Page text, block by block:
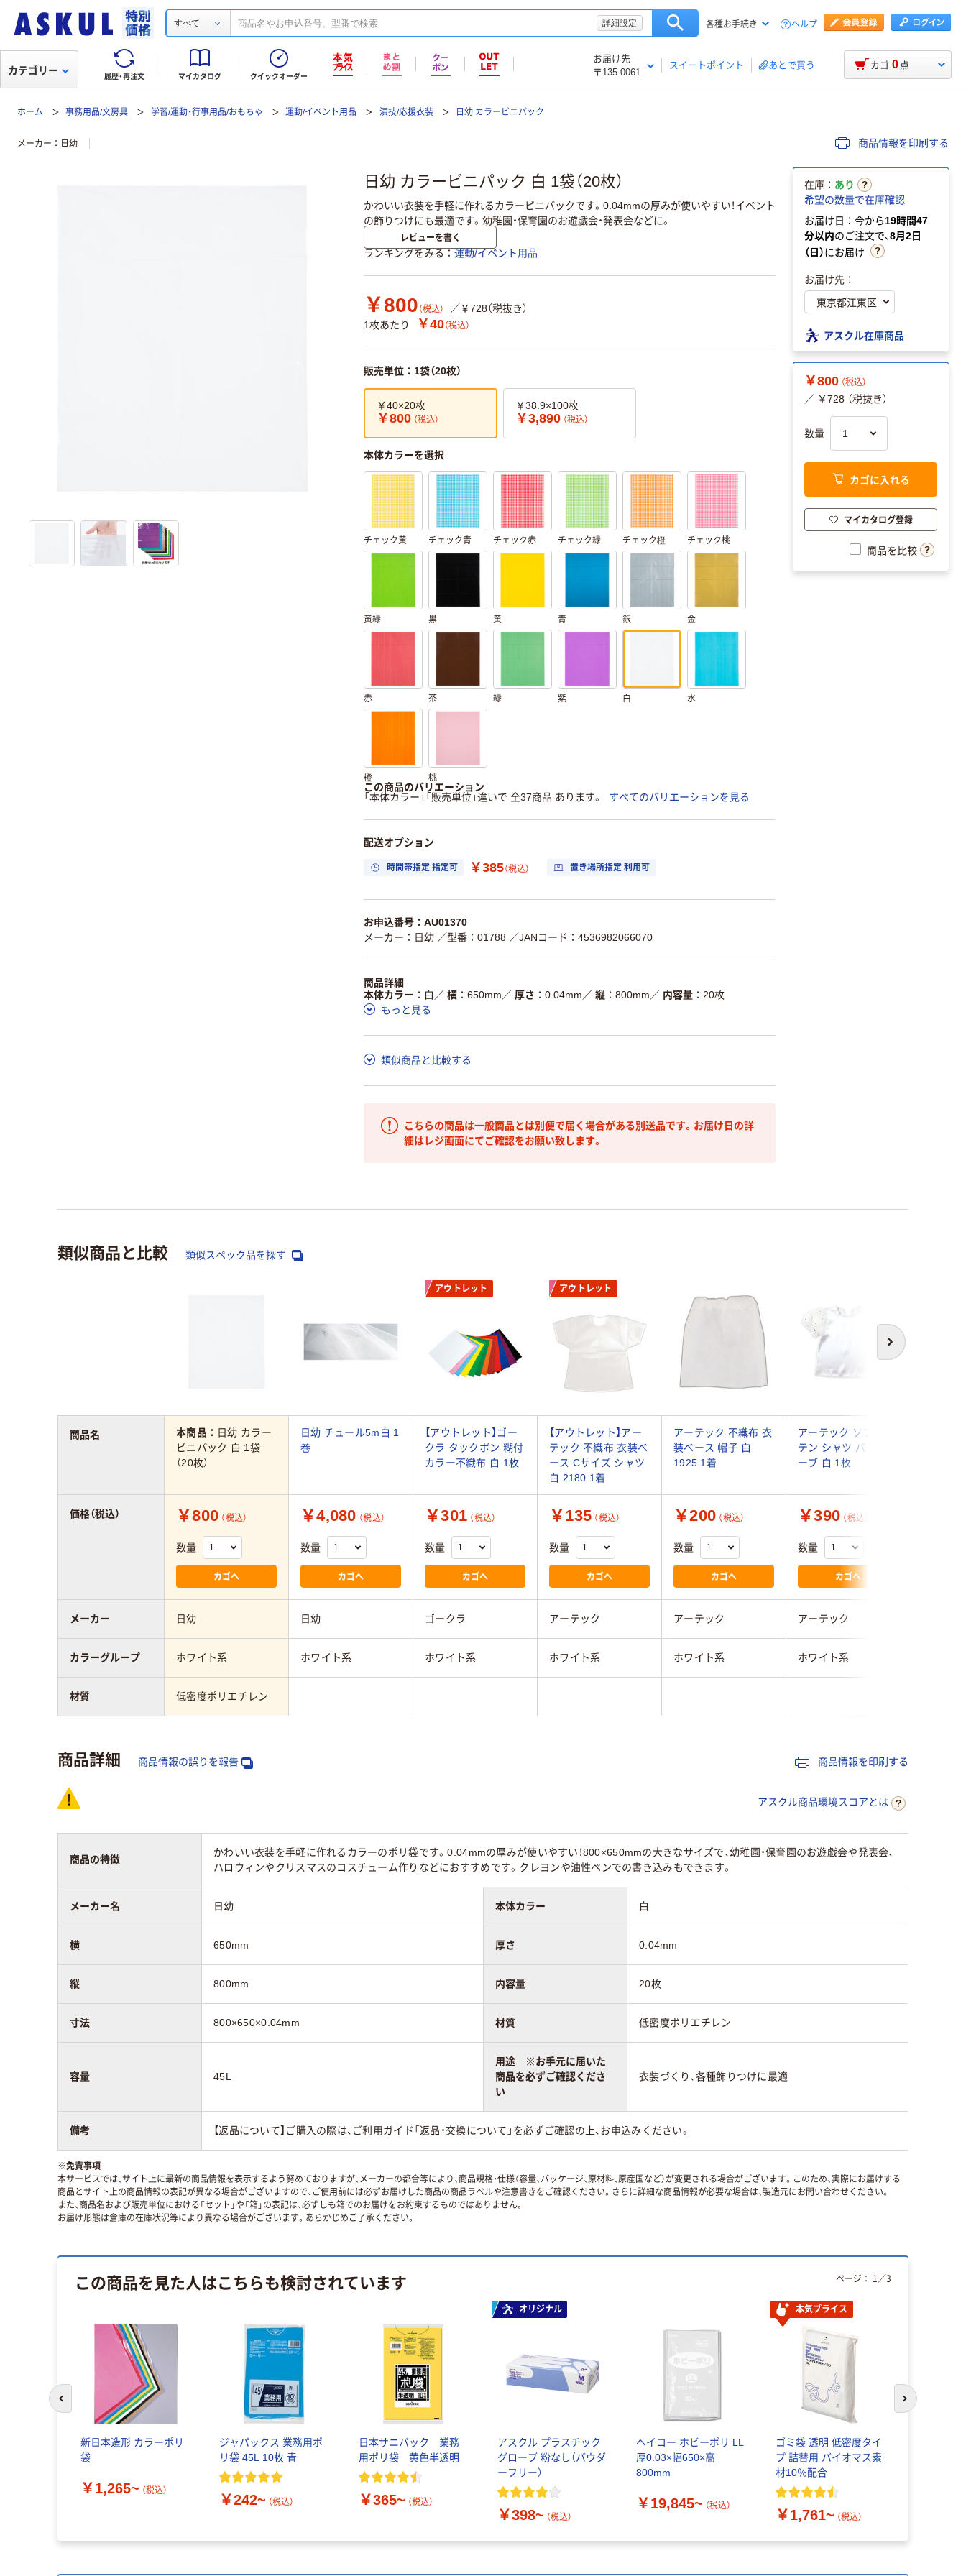
すべて 詳細設定 各種お手続き ヘルプ
履歴・再注文 マイカタログ クイックオーダー
お届け先
〒135-0061
スイートポイント あとで買う
カテゴリー カゴ 0 点
ホーム 事務用品/文房具 学習/運動・行事用品/おもちゃ 運動/イベント用品 演技/応援衣装 日幼 カラービニパック
メーカー 日幼 商品情報を印刷する
日幼 カラービニパック 白 1袋（20枚）
かわいい衣装を手軽に作れるカラービニパックです。0.04mmの厚みが使いやすい！イベント
の飾りつけにも最適です。幼稚園・保育園のお遊戯会・発表会などに。
レビューを書く
ランキングをみる 運動/イベント用品
￥800 （税込）
／￥728（税抜き）
1枚あたり
￥40（税込）
販売単位：1袋（20枚）
￥40×20枚
￥800 （税込）
￥38.9×100枚
￥3,890 （税込）
本体カラーを選択
チェック黄 チェック青 チェック赤 チェック緑 チェック橙 チェック桃
黄緑 黒 黄 青 銀 金
赤 茶 緑 紫 白 水
橙 桃
この商品のバリエーション
「本体カラー」「販売単位」違いで 全37商品 あります。
すべてのバリエーションを見る
配送オプション
時間帯指定 指定可 ￥385（税込） 置き場所指定 利用可
お申込番号：AU01370
メーカー：日幼 ／型番：01788 ／JANコード：4536982066070
商品詳細
本体カラー
白 ／ 横 650mm ／ 厚さ 0.04mm ／ 縦 800mm ／ 内容量
20枚
もっと見る
類似商品と比較する
こちらの商品は一般商品とは別便で届く場合がある別送品です。お届け日の詳
細はレジ画面にてご確認をお願い致します。
在庫： あり
希望の数量で在庫確認
お届け日：今から19時間47
分以内のご注文で、8月2日
（日）にお届け
お届け先：
アスクル在庫商品
￥800 （税込）
／ ￥728 （税抜き）
数量
カゴに入れる
マイカタログ登録
商品を比較
類似商品と比較 類似スペック品を探す
次へ
アウトレット アウトレット
本商品： 日幼 カラー
ビニパック 白 1袋
（20枚）
日幼 チュール5m白 1
巻
【アウトレット】ゴー
クラ タックボン 糊付
カラー不織布 白 1枚
【アウトレット】アー
テック 不織布 衣装ベ
ース Cサイズ シャツ
白 2180 1着
アーテック 不織布 衣
装ベース 帽子 白
1925 1着
アーテック ソフトサ
テン シャツ パフスリ
ーブ 白 1枚
￥800 （税込）
数量
カゴへ
￥4,080 （税込）
数量
カゴへ
￥301 （税込）
数量
カゴへ
￥135 （税込）
数量
カゴへ
￥200 （税込）
数量
カゴへ
￥390 （税込）
数量
カゴへ
日幼 日幼 ゴークラ アーテック アーテック アーテック
ホワイト系 ホワイト系 ホワイト系 ホワイト系 ホワイト系 ホワイト系
低密度ポリエチレン
商品名
価格（税込）
メーカー
カラーグループ
材質
商品詳細 商品情報の誤りを報告 商品情報を印刷する
アスクル商品環境スコアとは
商品の特徴
かわいい衣装を手軽に作れるカラーのポリ袋です。0.04mmの厚みが使いやすい！800×650mmの大きなサイズで、幼稚園・保育園のお遊戯会や発表会、
ハロウィンやクリスマスのコスチューム作りなどにおすすめです。クレヨンや油性ペンでの書き込みもできます。
メーカー名 日幼 本体カラー 白
横 650mm 厚さ 0.04mm
縦 800mm 内容量 20枚
寸法 800×650×0.04mm 材質 低密度ポリエチレン
容量 45L
用途 ※お手元に届いた
商品を必ずご確認くださ
い
衣装づくり、各種飾りつけに最適
備考 【返品について】ご購入の際は、ご利用ガイド「返品・交換について」を必ずご確認の上、お申込みください。
※免責事項
本サービスでは、サイト上に最新の商品情報を表示するよう努めておりますが、メーカーの都合等により、商品規格・仕様（容量、パッケージ、原材料、原産国など）が変更される場合がございます。このため、実際にお届けする
商品とサイト上の商品情報の表記が異なる場合がございますので、ご使用前には必ずお届けした商品の商品ラベルや注意書きをご確認ください。さらに詳細な商品情報が必要な場合は、製造元にお問い合わせください。
また、商品名および販売単位における「セット」や「箱」の表記は、必ずしも箱でのお届けをお約束するものではありません。
お届け形態は倉庫の在庫状況等により異なる場合がございます。あらかじめご了承ください。
この商品を見た人はこちらも検討されています
新日本造形 カラーポリ
袋
￥1,265~ （税込）
ジャパックス 業務用ポ
リ袋 45L 10枚 青
￥242~ （税込）
日本サニパック 業務
用ポリ袋 黄色半透明
￥365~ （税込）
オリジナル
アスクル プラスチック
グローブ 粉なし（パウダ
ーフリー）
￥398~ （税込）
ヘイコー ホビーポリ LL
厚0.03×幅650×高
800mm
￥19,845~ （税込）
本気プライス
ゴミ袋 透明 低密度タイ
プ 詰替用 バイオマス素
材10％配合
￥1,761~ （税込）
ページ： 1 ／3
前のスライドへ 次のスライド